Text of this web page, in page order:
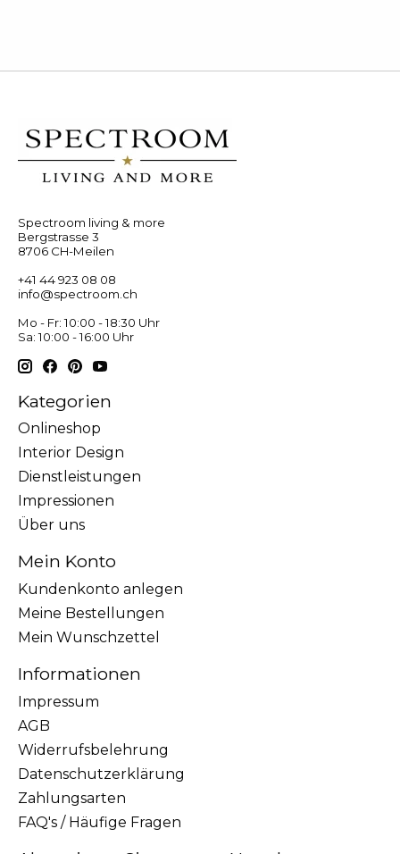
Spectroom living & more
Bergstrasse 3
8706 CH-Meilen
+41 44 923 08 08
info@spectroom.ch
Mo - Fr: 10:00 - 18:30 Uhr
Sa: 10:00 - 16:00 Uhr
Kategorien
Onlineshop
Interior Design
Dienstleistungen
Impressionen
Über uns
Mein Konto
Kundenkonto anlegen
Meine Bestellungen
Mein Wunschzettel
Informationen
Impressum
AGB
Widerrufsbelehrung
Datenschutzerklärung
Zahlungsarten
FAQ's / Häufige Fragen